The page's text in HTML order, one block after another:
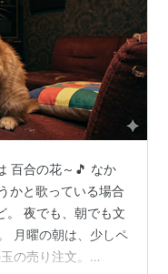
百合の花～🎵 なか
かと歌っている場合
。 夜でも、朝でも文
月曜の朝は、少しペ
の売り注文。